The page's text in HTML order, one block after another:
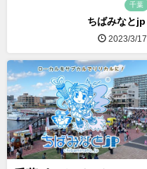
千葉
ちばみなとjp
2023/3/17